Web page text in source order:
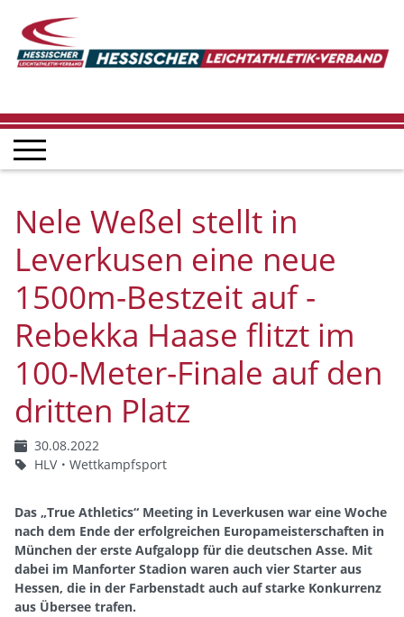
Nele Weßel stellt in
Leverkusen eine neue
1500m-Bestzeit auf -
Rebekka Haase flitzt im
100-Meter-Finale auf den
dritten Platz
30.08.2022
HLV
Wettkampfsport
Das „True Athletics“ Meeting in Leverkusen war eine Woche
nach dem Ende der erfolgreichen Europameisterschaften in
München der erste Aufgalopp für die deutschen Asse. Mit
dabei im Manforter Stadion waren auch vier Starter aus
Hessen, die in der Farbenstadt auch auf starke Konkurrenz
aus Übersee trafen.